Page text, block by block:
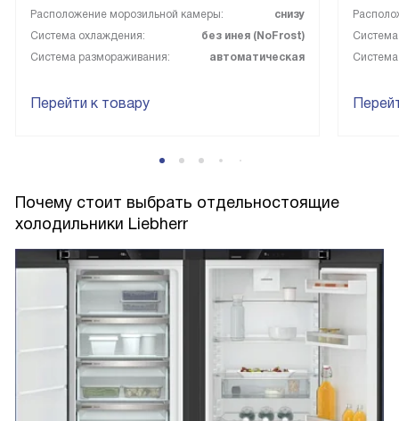
Расположение морозильной камеры:
снизу
Система охлаждения:
без инея (NoFrost)
Система размораживания:
автоматическая
Перейти к товару
Почему стоит выбрать отдельностоящие
холодильники Liebherr